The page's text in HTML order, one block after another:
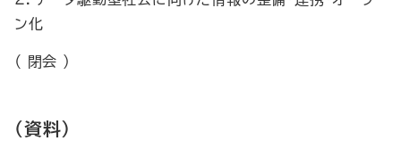
ン化
（ 閉会 ）
（資料）